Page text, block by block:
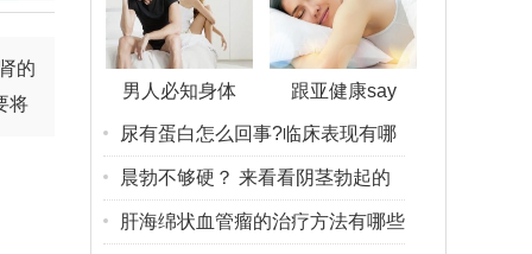
的
将
男人必知身体 跟亚健康say
尿有蛋白怎么回事?临床表现有哪
晨勃不够硬？ 来看看阴茎勃起的
肝海绵状血管瘤的治疗方法有哪些